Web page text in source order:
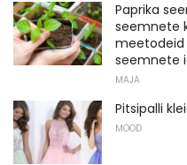
Paprika
seemnete
meetodeid
seemnete
MAJA
Pitsipalli
MOOD